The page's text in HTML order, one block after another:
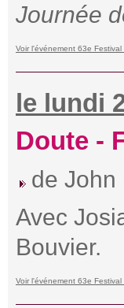
Journée
Voir l'événement 63e
le lundi
Doute -
de John
Avec
Bouvier.
Voir l'événement 63e